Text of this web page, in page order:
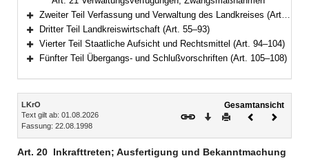
Bereich erweitern
Zweiter Teil Verfassung und Verwaltung des Landkreises (Art. 22–54)
Bereich erweitern
Dritter Teil Landkreiswirtschaft (Art. 55–93)
Bereich erweitern
Vierter Teil Staatliche Aufsicht und Rechtsmittel (Art. 94–104)
Fünfter Teil Übergangs- und Schlußvorschriften (Art. 105–108)
Inhalt
LKrO
Text gilt ab: 01.08.2026
Fassung: 22.08.1998
Gesamtansicht
Download
DruckenVorheriges
Art. 20 Inkrafttreten; Ausfertigung und Bekanntmachung